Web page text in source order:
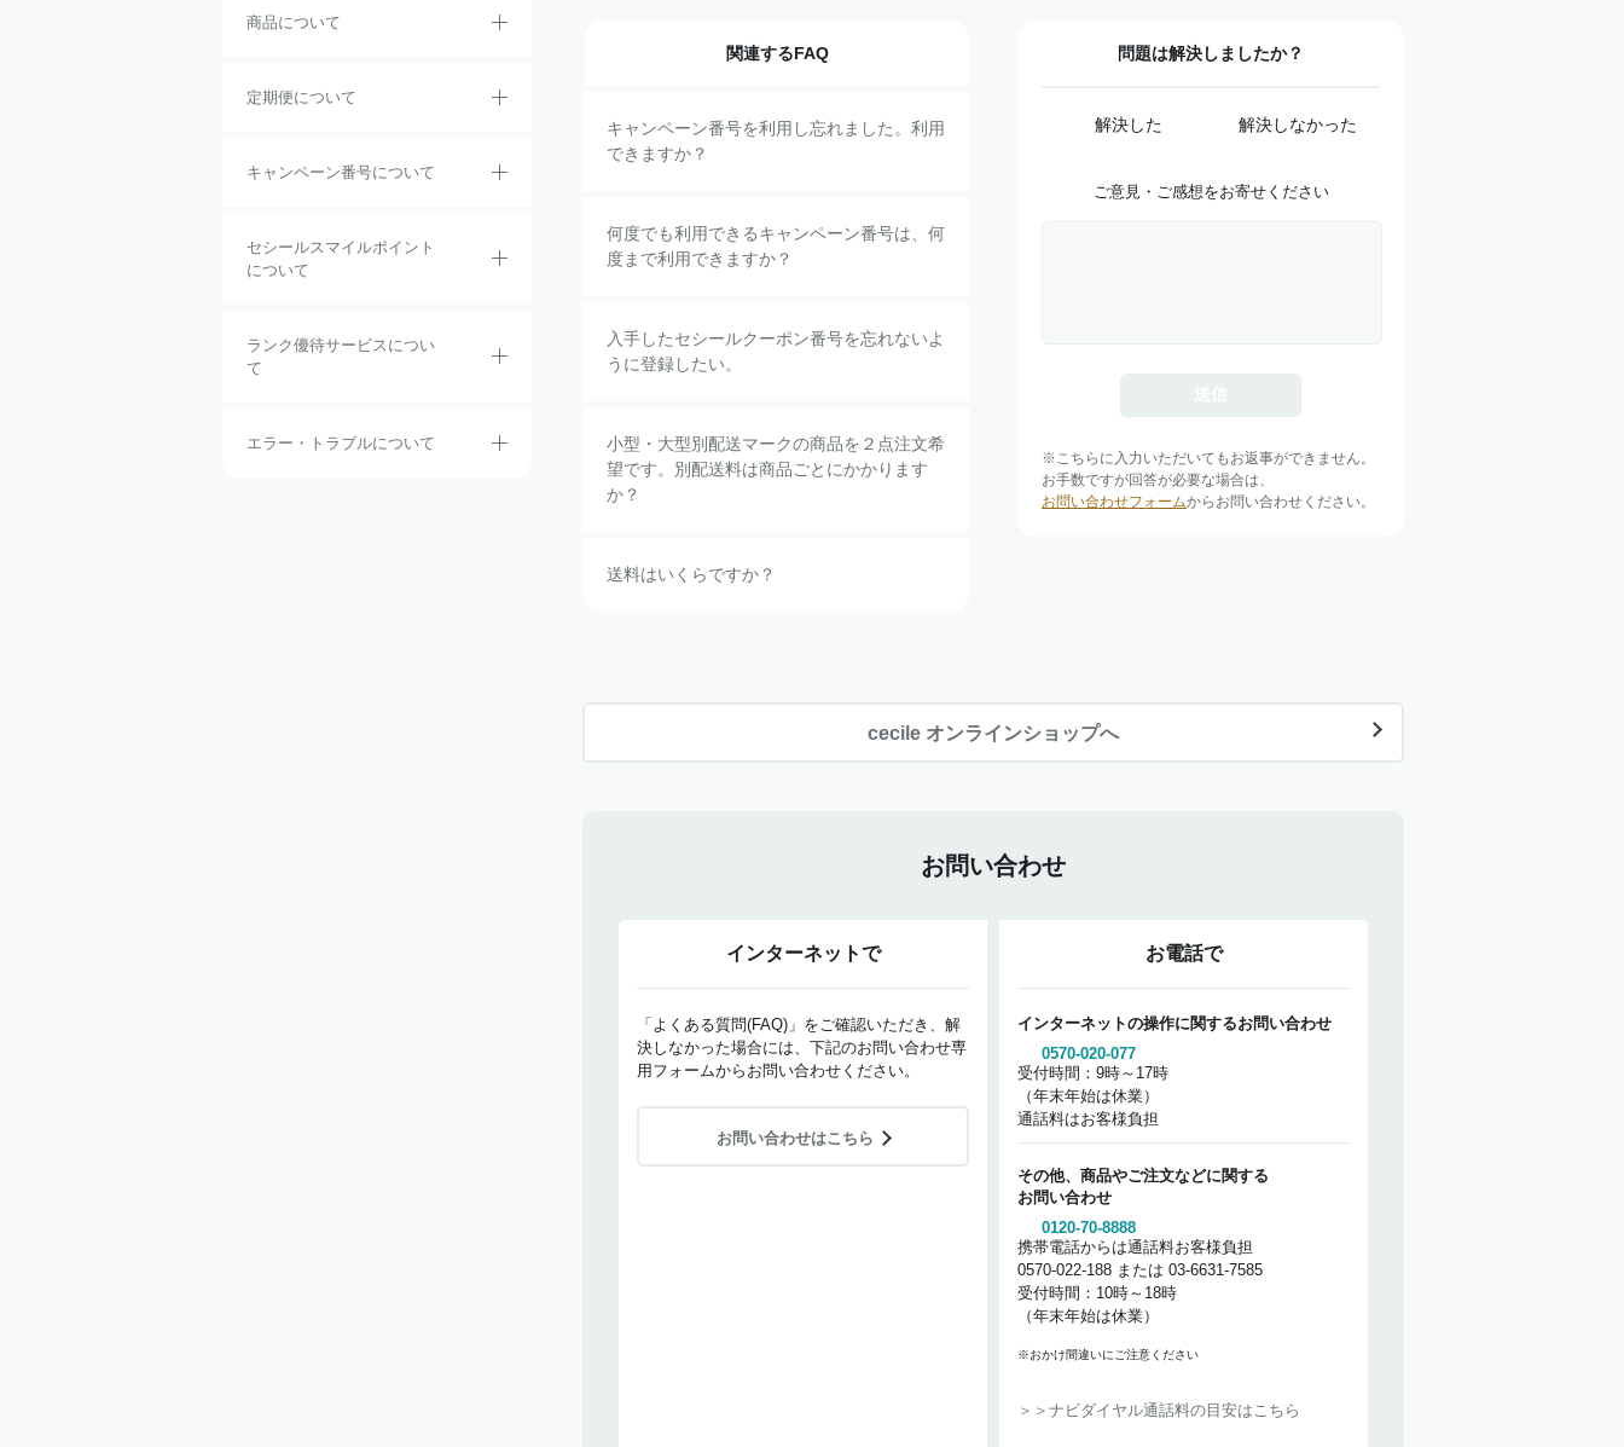
商品について
定期便について
キャンペーン番号について
セシールスマイルポイント
について
ランク優待サービスについ
て
エラー・トラブルについて
関連するFAQ
キャンペーン番号を利用し忘れました。利用
できますか？
何度でも利用できるキャンペーン番号は、何
度まで利用できますか？
入手したセシールクーポン番号を忘れないよ
うに登録したい。
小型・大型別配送マークの商品を２点注文希
望です。別配送料は商品ごとにかかります
か？
送料はいくらですか？
問題は解決しましたか？
解決した 解決しなかった
ご意見・ご感想をお寄せください
※こちらに入力いただいてもお返事ができません。
お手数ですが回答が必要な場合は、
お問い合わせフォームからお問い合わせください。
cecile オンラインショップへ
お問い合わせ
インターネットで
「よくある質問(FAQ)」をご確認いただき、解
決しなかった場合には、下記のお問い合わせ専
用フォームからお問い合わせください。
お問い合わせはこちら
お電話で
インターネットの操作に関するお問い合わせ
0570-020-077
受付時間：9時～17時
（年末年始は休業）
通話料はお客様負担
その他、商品やご注文などに関する
お問い合わせ
0120-70-8888
携帯電話からは通話料お客様負担
0570-022-188 または 03-6631-7585
受付時間：10時～18時
（年末年始は休業）
※おかけ間違いにご注意ください
＞＞ナビダイヤル通話料の目安はこちら